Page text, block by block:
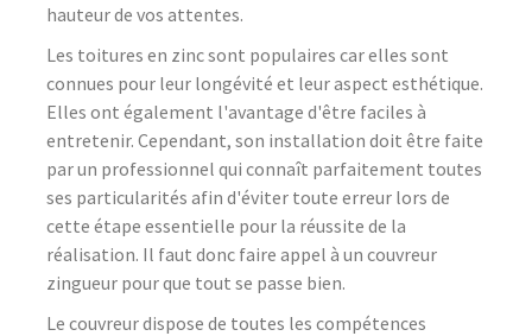
hauteur de vos attentes.
Les toitures en zinc sont populaires car elles sont
connues pour leur longévité et leur aspect esthétique.
Elles ont également l'avantage d'être faciles à
entretenir. Cependant, son installation doit être faite
par un professionnel qui connaît parfaitement toutes
ses particularités afin d'éviter toute erreur lors de
cette étape essentielle pour la réussite de la
réalisation. Il faut donc faire appel à un couvreur
zingueur pour que tout se passe bien.
Le couvreur dispose de toutes les compétences